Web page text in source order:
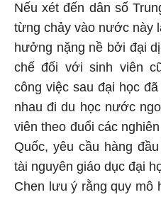
Nếu xét đến dân số
từng chảy vào nước này
hưởng nặng nề bởi đại
chế đối với sinh viên
công việc sau đại học
nhau đi du học nước
viên theo đuổi các
Quốc, yêu cầu hàng
tài nguyên giáo dục đại
Chen lưu ý rằng quy mô